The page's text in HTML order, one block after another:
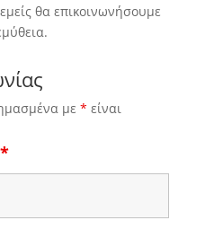
θα επικοινωνήσουμε
με * είναι
*